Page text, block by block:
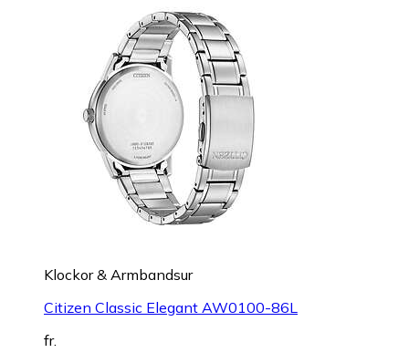
Klockor & Armbandsur
Citizen Classic Elegant AW0100-86L
fr.